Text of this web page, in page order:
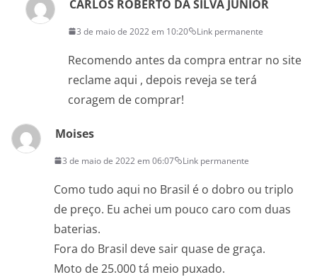
CARLOS ROBERTO DA SILVA JUNIOR
3 de maio de 2022 em 10:20 Link permanente
Recomendo antes da compra entrar no site
reclame aqui , depois reveja se terá
coragem de comprar!
Moises
3 de maio de 2022 em 06:07 Link permanente
Como tudo aqui no Brasil é o dobro ou triplo
de preço. Eu achei um pouco caro com duas
baterias.
Fora do Brasil deve sair quase de graça.
Moto de 25.000 tá meio puxado.